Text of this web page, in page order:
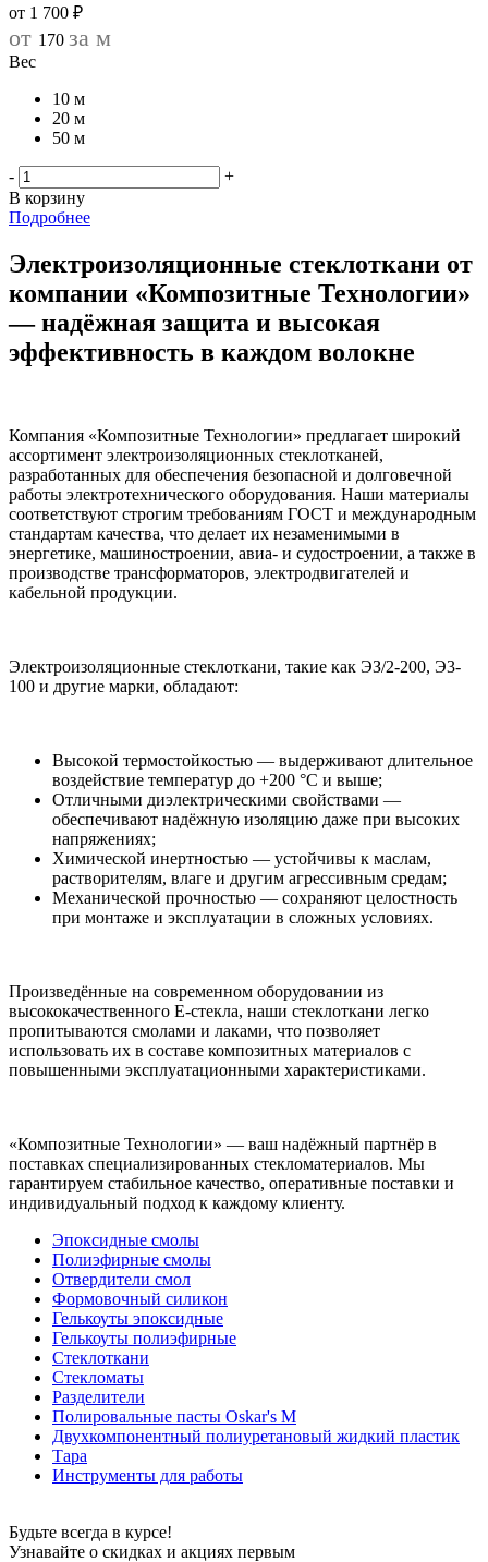
от 1 700 ₽
от 170 за м
Вес
10 м
20 м
50 м
-
+
В корзину
Подробнее
Электроизоляционные стеклоткани от
компании «Композитные Технологии»
— надёжная защита и высокая
эффективность в каждом волокне
Компания «Композитные Технологии» предлагает широкий
ассортимент электроизоляционных стеклотканей,
разработанных для обеспечения безопасной и долговечной
работы электротехнического оборудования. Наши материалы
соответствуют строгим требованиям ГОСТ и международным
стандартам качества, что делает их незаменимыми в
энергетике, машиностроении, авиа- и судостроении, а также в
производстве трансформаторов, электродвигателей и
кабельной продукции.
Электроизоляционные стеклоткани, такие как ЭЗ/2-200, Э3-
100 и другие марки, обладают:
Высокой термостойкостью — выдерживают длительное
воздействие температур до +200 °C и выше;
Отличными диэлектрическими свойствами —
обеспечивают надёжную изоляцию даже при высоких
напряжениях;
Химической инертностью — устойчивы к маслам,
растворителям, влаге и другим агрессивным средам;
Механической прочностью — сохраняют целостность
при монтаже и эксплуатации в сложных условиях.
Произведённые на современном оборудовании из
высококачественного E-стекла, наши стеклоткани легко
пропитываются смолами и лаками, что позволяет
использовать их в составе композитных материалов с
повышенными эксплуатационными характеристиками.
«Композитные Технологии» — ваш надёжный партнёр в
поставках специализированных стекломатериалов. Мы
гарантируем стабильное качество, оперативные поставки и
индивидуальный подход к каждому клиенту.
Эпоксидные смолы
Полиэфирные смолы
Отвердители смол
Формовочный силикон
Гелькоуты эпоксидные
Гелькоуты полиэфирные
Стеклоткани
Стекломаты
Разделители
Полировальные пасты Oskar's M
Двухкомпонентный полиуретановый жидкий пластик
Тара
Инструменты для работы
Будьте всегда в курсе!
Узнавайте о скидках и акциях первым